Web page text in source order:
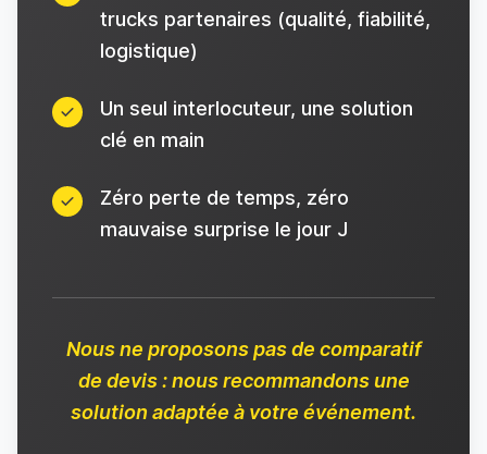
trucks partenaires (qualité, fiabilité,
logistique)
Un seul interlocuteur, une solution
clé en main
Zéro perte de temps, zéro
mauvaise surprise le jour J
Nous ne proposons pas de comparatif
de devis : nous recommandons une
solution adaptée à votre événement.